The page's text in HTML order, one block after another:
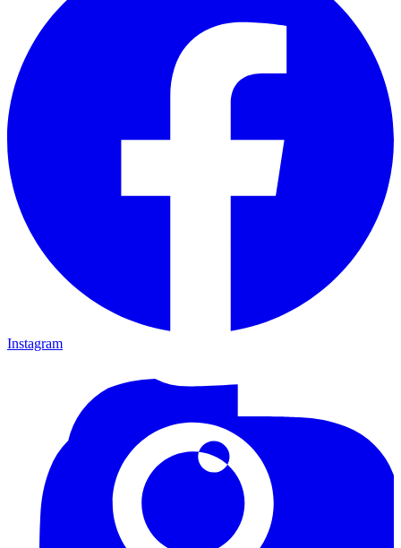
Instagram